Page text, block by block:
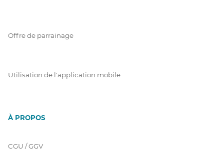
Offre de parrainage
Utilisation de l'application mobile
À PROPOS
CGU / GGV